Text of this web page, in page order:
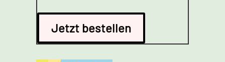
Jetzt bestellen